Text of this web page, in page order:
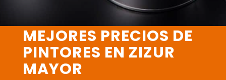
MEJORES PRECIOS DE
PINTORES EN ZIZUR
MAYOR